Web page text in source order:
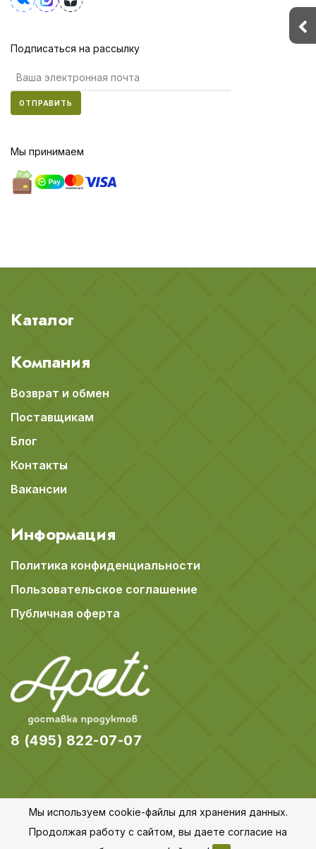
Подписаться на рассылку
ОТПРАВИТЬ
Мы принимаем
Каталог
Компания
Возврат и обмен
Поставщикам
Блог
Контакты
Вакансии
Информация
Политика конфиденциальности
Пользовательское соглашение
Публичная оферта
8 (495) 822-07-07
© 2018-2026 Apeti.ru,Карта сайта
Мы используем cookie-файлы для хранения данных.
Продолжая работу с сайтом, вы даете согласие на